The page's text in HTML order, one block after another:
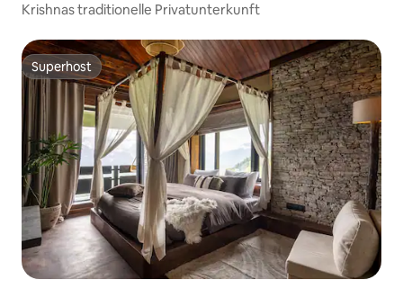
Krishnas traditionelle Privatunterkunft
Superhost
Superhost